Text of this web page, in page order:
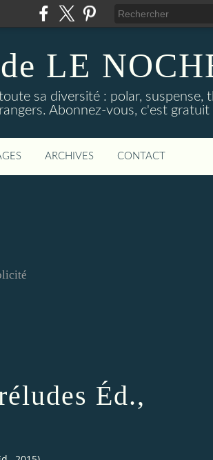
LE
sa diversité : polar, suspense,
Abonnez-vous, c'est gratuit
ARCHIVES CONTACT
Éd.,